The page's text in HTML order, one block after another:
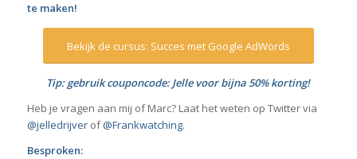
te maken!
Bekijk de cursus: Succes met Google AdWords
Tip: gebruik couponcode: Jelle voor bijna 50% korting!
Heb je vragen aan mij of Marc? Laat het weten op Twitter via
@jelledrijverof@Frankwatching.
Besproken: